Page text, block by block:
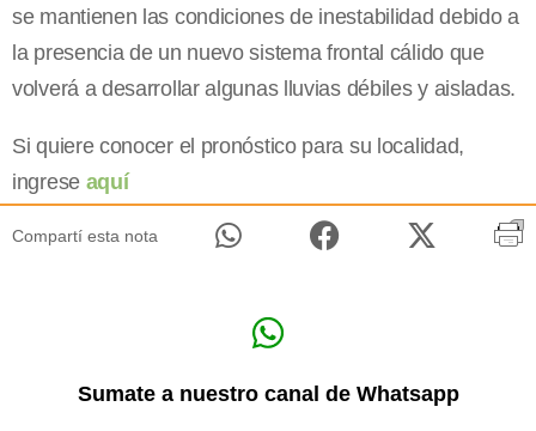
se mantienen las condiciones de inestabilidad debido a
la presencia de un nuevo sistema frontal cálido que
volverá a desarrollar algunas lluvias débiles y aisladas.
Si quiere conocer el pronóstico para su localidad,
ingrese aquí
Compartí esta nota
Sumate a nuestro canal de Whatsapp